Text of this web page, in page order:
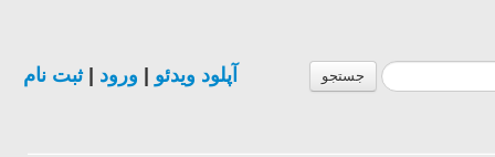
جستجو آپلود ویدئو ورود |ثبت نام